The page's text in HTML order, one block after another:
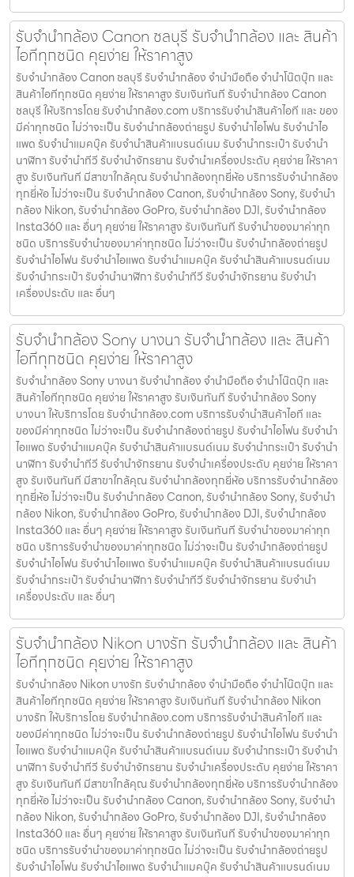
รับจำนำกล้อง Canon ชลบุรี รับจํานํากล้อง และ สินค้า
ไอทีทุกชนิด คุยง่าย ให้ราคาสูง
รับจำนำกล้อง Canon ชลบุรี รับจํานํากล้อง จำนำมือถือ จำนำโน๊ตบุ๊ก และ
สินค้าไอทีทุกชนิด คุยง่าย ให้ราคาสูง รับเงินทันที รับจำนำกล้อง Canon
ชลบุรี ให้บริการโดย รับจํานํากล้อง.com บริการรับจํานําสินค้าไอที และ ของ
มีค่าทุกชนิด ไม่ว่าจะเป็น รับจํานํากล้องถ่ายรูป รับจํานําไอโฟน รับจํานําไอ
แพด รับจํานําแมคบุ๊ค รับจํานําสินค้าแบรนด์เนม รับจํานํากระเป๋า รับจํานํา
นาฬิกา รับจํานําทีวี รับจํานําจักรยาน รับจํานําเครื่องประดับ คุยง่าย ให้ราคา
สูง รับเงินทันที มีสาขาใกล้คุณ รับจำนำกล้องทุกยี่ห้อ บริการรับจำนำกล้อง
ทุกยี่ห้อ ไม่ว่าจะเป็น รับจำนำกล้อง Canon, รับจำนำกล้อง Sony, รับจำนำ
กล้อง Nikon, รับจำนำกล้อง GoPro, รับจำนำกล้อง DJI, รับจำนำกล้อง
Insta360 และ อื่นๆ คุยง่าย ให้ราคาสูง รับเงินทันที รับจำนำของมาค่าทุก
ชนิด บริการรับจำนำของมาค่าทุกชนิด ไม่ว่าจะเป็น รับจํานํากล้องถ่ายรูป
รับจํานําไอโฟน รับจํานําไอแพด รับจํานําแมคบุ๊ค รับจํานําสินค้าแบรนด์เนม
รับจํานํากระเป๋า รับจํานํานาฬิกา รับจํานําทีวี รับจํานําจักรยาน รับจํานํา
เครื่องประดับ และ อื่นๆ
รับจำนำกล้อง Sony บางนา รับจํานํากล้อง และ สินค้า
ไอทีทุกชนิด คุยง่าย ให้ราคาสูง
รับจำนำกล้อง Sony บางนา รับจํานํากล้อง จำนำมือถือ จำนำโน๊ตบุ๊ก และ
สินค้าไอทีทุกชนิด คุยง่าย ให้ราคาสูง รับเงินทันที รับจำนำกล้อง Sony
บางนา ให้บริการโดย รับจํานํากล้อง.com บริการรับจํานําสินค้าไอที และ
ของมีค่าทุกชนิด ไม่ว่าจะเป็น รับจํานํากล้องถ่ายรูป รับจํานําไอโฟน รับจํานํา
ไอแพด รับจํานําแมคบุ๊ค รับจํานําสินค้าแบรนด์เนม รับจํานํากระเป๋า รับจํานํา
นาฬิกา รับจํานําทีวี รับจํานําจักรยาน รับจํานําเครื่องประดับ คุยง่าย ให้ราคา
สูง รับเงินทันที มีสาขาใกล้คุณ รับจำนำกล้องทุกยี่ห้อ บริการรับจำนำกล้อง
ทุกยี่ห้อ ไม่ว่าจะเป็น รับจำนำกล้อง Canon, รับจำนำกล้อง Sony, รับจำนำ
กล้อง Nikon, รับจำนำกล้อง GoPro, รับจำนำกล้อง DJI, รับจำนำกล้อง
Insta360 และ อื่นๆ คุยง่าย ให้ราคาสูง รับเงินทันที รับจำนำของมาค่าทุก
ชนิด บริการรับจำนำของมาค่าทุกชนิด ไม่ว่าจะเป็น รับจํานํากล้องถ่ายรูป
รับจํานําไอโฟน รับจํานําไอแพด รับจํานําแมคบุ๊ค รับจํานําสินค้าแบรนด์เนม
รับจํานํากระเป๋า รับจํานํานาฬิกา รับจํานําทีวี รับจํานําจักรยาน รับจํานํา
เครื่องประดับ และ อื่นๆ
รับจำนำกล้อง Nikon บางรัก รับจํานํากล้อง และ สินค้า
ไอทีทุกชนิด คุยง่าย ให้ราคาสูง
รับจำนำกล้อง Nikon บางรัก รับจํานํากล้อง จำนำมือถือ จำนำโน๊ตบุ๊ก และ
สินค้าไอทีทุกชนิด คุยง่าย ให้ราคาสูง รับเงินทันที รับจำนำกล้อง Nikon
บางรัก ให้บริการโดย รับจํานํากล้อง.com บริการรับจํานําสินค้าไอที และ
ของมีค่าทุกชนิด ไม่ว่าจะเป็น รับจํานํากล้องถ่ายรูป รับจํานําไอโฟน รับจํานํา
ไอแพด รับจํานําแมคบุ๊ค รับจํานําสินค้าแบรนด์เนม รับจํานํากระเป๋า รับจํานํา
นาฬิกา รับจํานําทีวี รับจํานําจักรยาน รับจํานําเครื่องประดับ คุยง่าย ให้ราคา
สูง รับเงินทันที มีสาขาใกล้คุณ รับจำนำกล้องทุกยี่ห้อ บริการรับจำนำกล้อง
ทุกยี่ห้อ ไม่ว่าจะเป็น รับจำนำกล้อง Canon, รับจำนำกล้อง Sony, รับจำนำ
กล้อง Nikon, รับจำนำกล้อง GoPro, รับจำนำกล้อง DJI, รับจำนำกล้อง
Insta360 และ อื่นๆ คุยง่าย ให้ราคาสูง รับเงินทันที รับจำนำของมาค่าทุก
ชนิด บริการรับจำนำของมาค่าทุกชนิด ไม่ว่าจะเป็น รับจํานํากล้องถ่ายรูป
รับจํานําไอโฟน รับจํานําไอแพด รับจํานําแมคบุ๊ค รับจํานําสินค้าแบรนด์เนม